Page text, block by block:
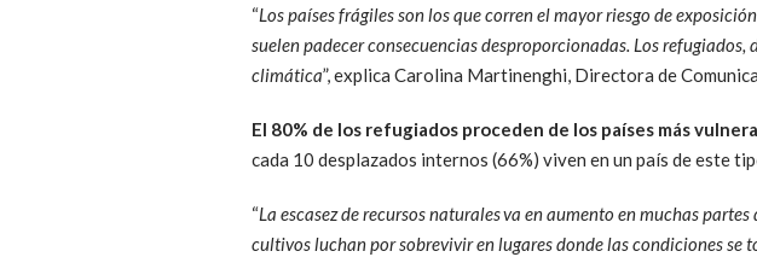
“Los países frágiles son los que corren el mayor riesgo de
suelen padecer consecuencias desproporcionadas. Los
climática”, explica Carolina Martinenghi, Directora de
El 80% de los refugiados proceden de los países más
cada 10 desplazados internos (66%) viven en un país de este
“La escasez de recursos naturales va en aumento en muchas
cultivos luchan por sobrevivir en lugares donde las condiciones se